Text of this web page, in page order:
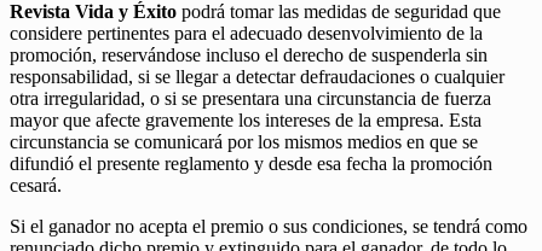
Revista Vida y Éxito podrá tomar las medidas de seguridad que
considere pertinentes para el adecuado desenvolvimiento de la
promoción, reservándose incluso el derecho de suspenderla sin
responsabilidad, si se llegar a detectar defraudaciones o cualquier
otra irregularidad, o si se presentara una circunstancia de fuerza
mayor que afecte gravemente los intereses de la empresa. Esta
circunstancia se comunicará por los mismos medios en que se
difundió el presente reglamento y desde esa fecha la promoción
cesará.
Si el ganador no acepta el premio o sus condiciones, se tendrá como